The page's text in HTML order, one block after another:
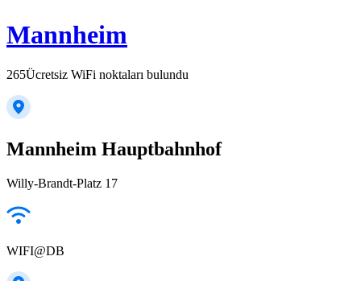
Mannheim
265Ücretsiz WiFi noktaları bulundu
Mannheim Hauptbahnhof
Willy-Brandt-Platz 17
WIFI@DB